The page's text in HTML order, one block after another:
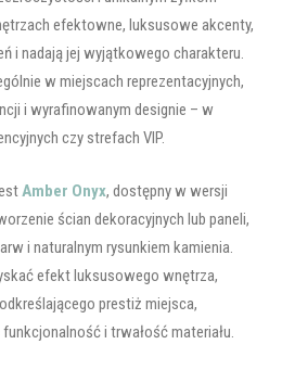
efektowne, luksusowe akcenty,
i nadają jej wyjątkowego charakteru.
w miejscach reprezentacyjnych,
i wyrafinowanym designie – w
czy strefach VIP.
Amber Onyx, dostępny w wersji
ścian dekoracyjnych lub paneli,
i naturalnym rysunkiem kamienia.
efekt luksusowego wnętrza,
prestiż miejsca,
i trwałość materiału.